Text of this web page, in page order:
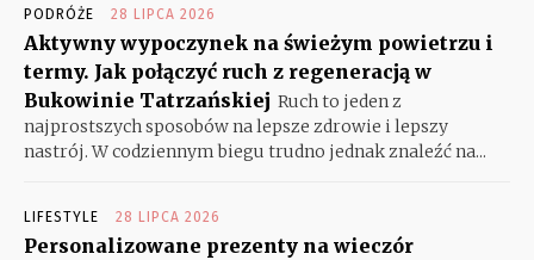
PODRÓŻE 28 LIPCA 2026
Aktywny wypoczynek na świeżym powietrzu i
termy. Jak połączyć ruch z regeneracją w
Bukowinie Tatrzańskiej Ruch to jeden z
najprostszych sposobów na lepsze zdrowie i lepszy
nastrój. W codziennym biegu trudno jednak znaleźć na...
LIFESTYLE 28 LIPCA 2026
Personalizowane prezenty na wieczór